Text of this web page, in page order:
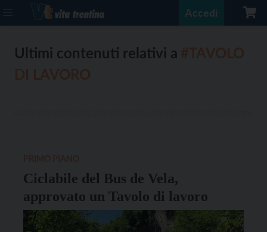
Accedi
Ultimi contenuti relativi a
Ciclabile del Bus de Vela,
approvato un Tavolo di lavoro